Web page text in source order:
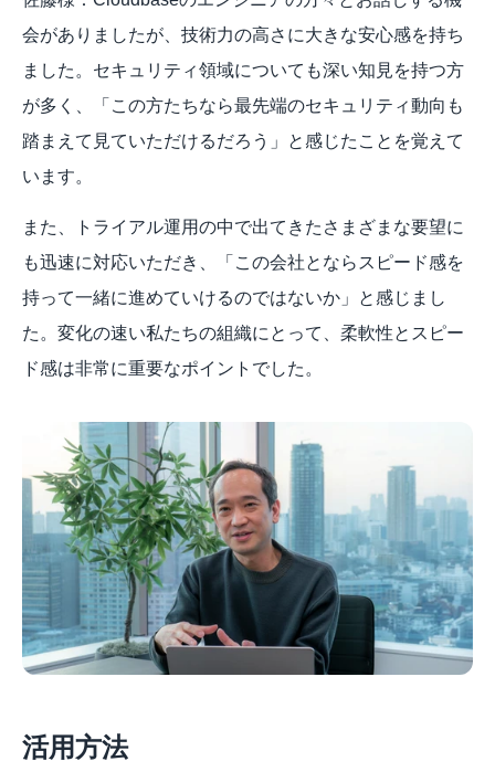
会がありましたが、技術力の高さに大きな安心感を持ち
ました。セキュリティ領域についても深い知見を持つ方
が多く、「この方たちなら最先端のセキュリティ動向も
踏まえて見ていただけるだろう」と感じたことを覚えて
います。
また、トライアル運用の中で出てきたさまざまな要望に
も迅速に対応いただき、「この会社とならスピード感を
持って一緒に進めていけるのではないか」と感じまし
た。変化の速い私たちの組織にとって、柔軟性とスピー
ド感は非常に重要なポイントでした。
活用方法